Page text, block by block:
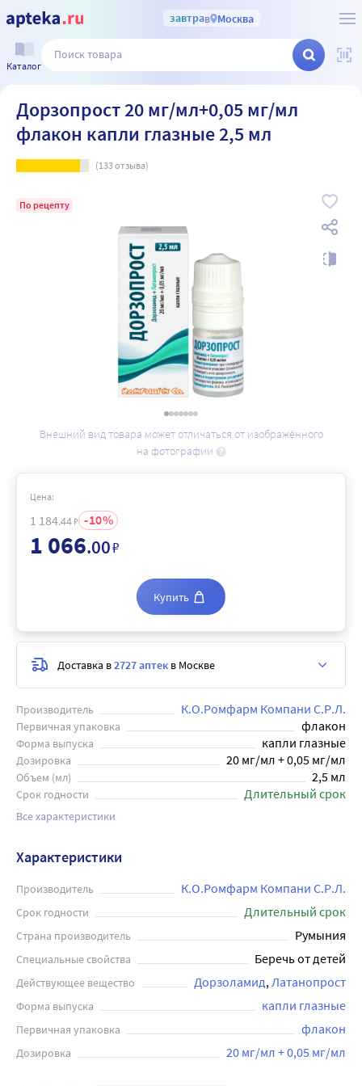
завтрав Москва
Каталог
Дорзопрост 20 мг/мл+0,05 мг/мл
флакон капли глазные 2,5 мл
(133отзыва)
По рецепту
Внешний вид товара может отличаться от изображённого
на фотографии
Производитель К.О.Ромфарм Компани С.Р.Л.
Первичная упаковка флакон
Форма выпуска капли глазные
Дозировка 20 мг/мл + 0,05 мг/мл
Объем (мл) 2,5 мл
Срок годности Длительный срок
Все характеристики
Цена:
1 184.44₽ 10
1 066.00₽
Купить
Доставка в2727 аптек в Москве
Характеристики
Производитель К.О.Ромфарм Компани С.Р.Л.
Срок годности Длительный срок
Страна производитель Румыния
Специальные свойства Беречь от детей
Действующее вещество Дорзоламид Латанопрост
Форма выпуска капли глазные
Первичная упаковка флакон
Дозировка 20 мг/мл + 0,05 мг/мл